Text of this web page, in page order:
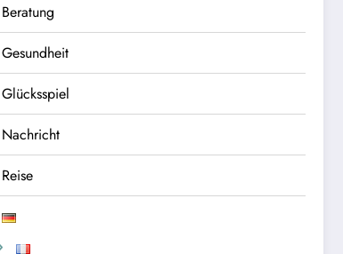
Beratung
Gesundheit
Glücksspiel
Nachricht
Reise